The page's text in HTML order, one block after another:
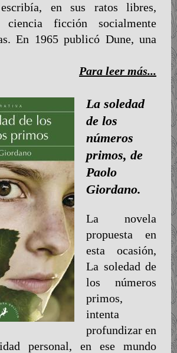
en sus ratos libres,
ficción socialmente
En 1965 publicó Dune, una
Para leer más...
La soledad
de los
números
primos, de
Paolo
Giordano.
La novela
propuesta en
esta ocasión,
La soledad de
los números
primos,
intenta
profundizar en
personal, en ese mundo